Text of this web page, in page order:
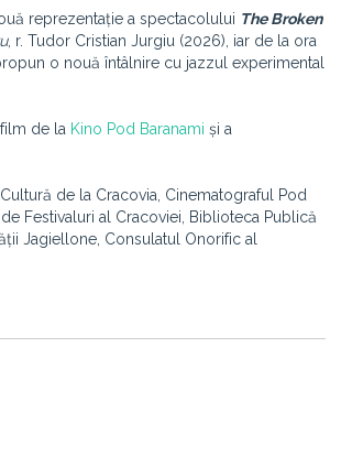
reprezentație a spectacolului The Broken
, r. Tudor Cristian Jurgiu (2026), iar de la ora
o nouă întâlnire cu jazzul experimental
de la Kino Pod Baranami și a
de la Cracovia, Cinematograful Pod
Festivaluri al Cracoviei, Biblioteca Publică
Jagiellone, Consulatul Onorific al